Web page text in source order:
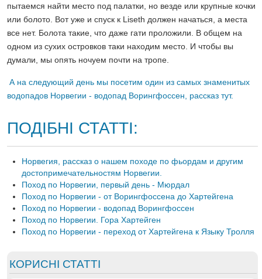
пытаемся найти место под палатки, но везде или крупные кочки
или болото. Вот уже и спуск к Liseth должен начаться, а места
все нет. Болота такие, что даже гати проложили. В общем на
одном из сухих островков таки находим место. И чтобы вы
думали, мы опять ночуем почти на тропе.
А на следующий день мы посетим один из самых знаменитых
водопадов Норвегии - водопад Ворингфоссен, рассказ тут.
ПОДІБНІ СТАТТІ:
Норвегия, рассказ о нашем походе по фьордам и другим
достопримечательностям Норвегии.
Поход по Норвегии, первый день - Мюрдал
Поход по Норвегии - от Ворингфоссена до Хартейгена
Поход по Норвегии - водопад Ворингфоссен
Поход по Норвегии. Гора Хартейген
Поход по Норвегии - переход от Хартейгена к Языку Тролля
КОРИСНІ СТАТТІ